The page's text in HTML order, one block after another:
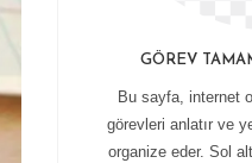
GÖREV
Bu sayfa, internet
görevleri anlatır ve
organize eder. Sol